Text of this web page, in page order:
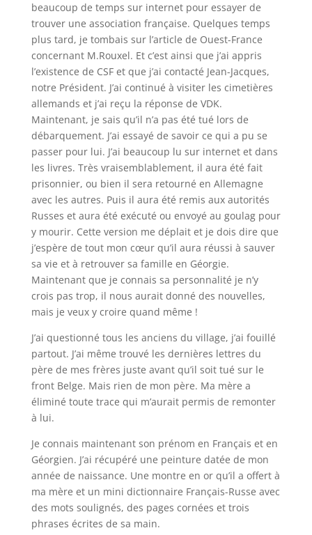
beaucoup de temps sur internet pour essayer de
trouver une association française. Quelques temps
plus tard, je tombais sur l’article de Ouest-France
concernant M.Rouxel. Et c’est ainsi que j’ai appris
l’existence de CSF et que j’ai contacté Jean-Jacques,
notre Président. J’ai continué à visiter les cimetières
allemands et j’ai reçu la réponse de VDK.
Maintenant, je sais qu’il n’a pas été tué lors de
débarquement. J’ai essayé de savoir ce qui a pu se
passer pour lui. J’ai beaucoup lu sur internet et dans
les livres. Très vraisemblablement, il aura été fait
prisonnier, ou bien il sera retourné en Allemagne
avec les autres. Puis il aura été remis aux autorités
Russes et aura été exécuté ou envoyé au goulag pour
y mourir. Cette version me déplait et je dois dire que
j’espère de tout mon cœur qu’il aura réussi à sauver
sa vie et à retrouver sa famille en Géorgie.
Maintenant que je connais sa personnalité je n’y
crois pas trop, il nous aurait donné des nouvelles,
mais je veux y croire quand même !
J’ai questionné tous les anciens du village, j’ai fouillé
partout. J’ai même trouvé les dernières lettres du
père de mes frères juste avant qu’il soit tué sur le
front Belge. Mais rien de mon père. Ma mère a
éliminé toute trace qui m’aurait permis de remonter
à lui.
Je connais maintenant son prénom en Français et en
Géorgien. J’ai récupéré une peinture datée de mon
année de naissance. Une montre en or qu’il a offert à
ma mère et un mini dictionnaire Français-Russe avec
des mots soulignés, des pages cornées et trois
phrases écrites de sa main.